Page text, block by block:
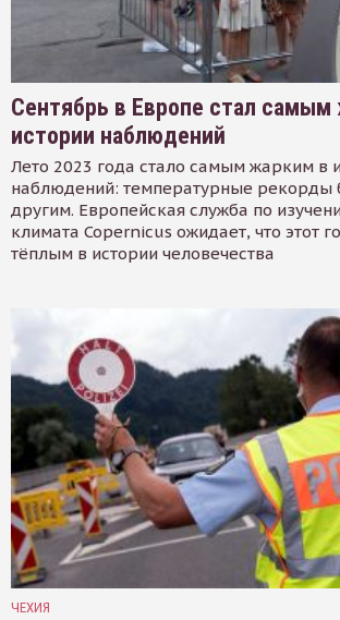
Сентябрь в Европе стал
истории наблюдений
Лето 2023 года стало самым жарким в
наблюдений: температурные рекорды
другим. Европейская служба по
климата Copernicus ожидает, что этот
тёплым в истории человечества
ЧЕХИЯ